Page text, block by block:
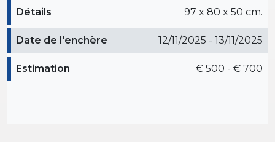
Détails 97 x 80 x 50 cm.
Date de l'enchère 12/11/2025 - 13/11/2025
Estimation € 500 - € 700